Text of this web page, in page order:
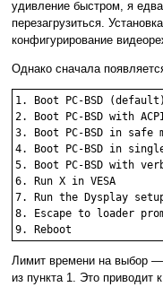
удивление быстром, я
перезагрузиться.
конфигурирование
Однако сначала
1. Boot PC-BSD (default)
2. Boot PC-BSD with
3. Boot PC-BSD in safe
4. Boot PC-BSD in
5. Boot PC-BSD with
6. Run X in VESA
7. Run the Dysplay
8. Escape to loader
9. Reboot
Лимит времени на выбор —
из пункта 1. Это приводит